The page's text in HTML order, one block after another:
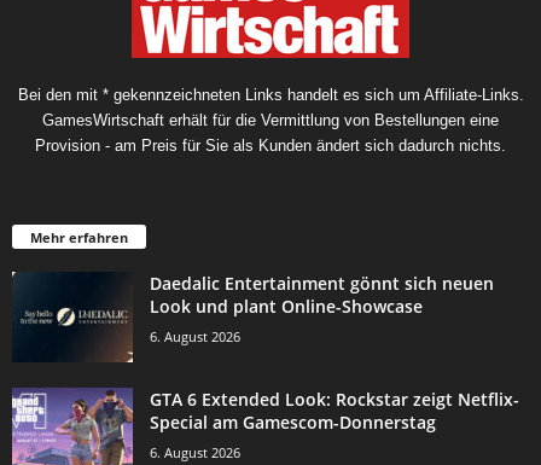
Bei den mit * gekennzeichneten Links handelt es sich um Affiliate-Links.
GamesWirtschaft erhält für die Vermittlung von Bestellungen eine
Provision - am Preis für Sie als Kunden ändert sich dadurch nichts.
Mehr erfahren
Daedalic Entertainment gönnt sich neuen
Look und plant Online-Showcase
6. August 2026
GTA 6 Extended Look: Rockstar zeigt Netflix-
Special am Gamescom-Donnerstag
6. August 2026